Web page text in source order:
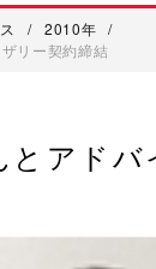
/ 2010年
/
リー契約締結
とアドバ